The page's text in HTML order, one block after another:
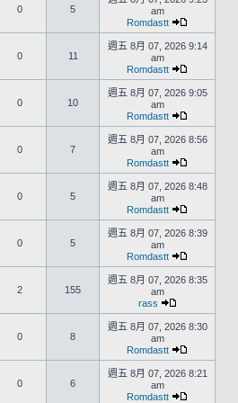
0 5
am
Romdastt
0 11
週五 8月 07, 2026 9:14
am
Romdastt
0 10
週五 8月 07, 2026 9:05
am
Romdastt
0 7
週五 8月 07, 2026 8:56
am
Romdastt
0 5
週五 8月 07, 2026 8:48
am
Romdastt
0 5
週五 8月 07, 2026 8:39
am
Romdastt
2 155
週五 8月 07, 2026 8:35
am
rass
0 8
週五 8月 07, 2026 8:30
am
Romdastt
0 6
週五 8月 07, 2026 8:21
am
Romdastt